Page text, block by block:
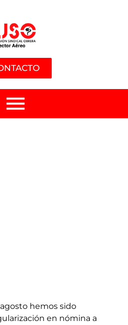
hemos sido
en nómina a